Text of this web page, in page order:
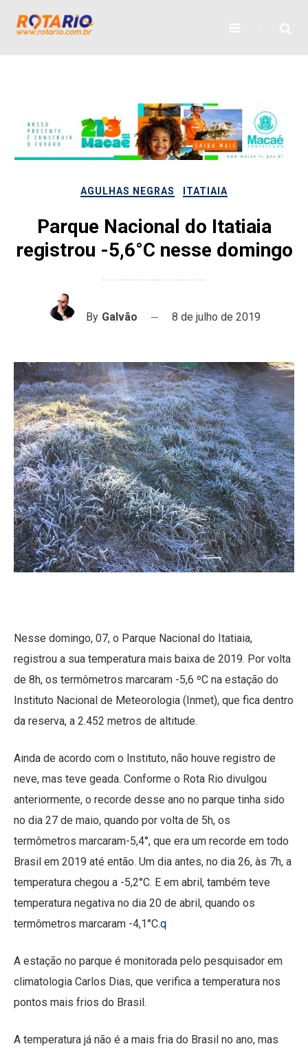
AGULHAS NEGRAS ITATIAIA
Parque Nacional do Itatiaia
registrou -5,6°C nesse domingo
By Galvão 8 de julho de 2019
Nesse domingo, 07, o Parque Nacional do Itatiaia,
registrou a sua temperatura mais baixa de 2019. Por volta
de 8h, os termômetros marcaram -5,6 ºC na estação do
Instituto Nacional de Meteorologia (Inmet), que fica dentro
da reserva, a 2.452 metros de altitude.
Ainda de acordo com o Instituto, não houve registro de
neve, mas teve geada. Conforme o Rota Rio divulgou
anteriormente, o recorde desse ano no parque tinha sido
no dia 27 de maio, quando por volta de 5h, os
termômetros marcaram-5,4°, que era um recorde em todo
Brasil em 2019 até então. Um dia antes, no dia 26, às 7h, a
temperatura chegou a -5,2°C. E em abril, também teve
temperatura negativa no dia 20 de abril, quando os
termômetros marcaram -4,1°C.q
A estação no parque é monitorada pelo pesquisador em
climatologia Carlos Dias, que verifica a temperatura nos
pontos mais frios do Brasil.
A temperatura já não é a mais fria do Brasil no ano, mas